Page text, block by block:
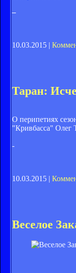
–
10.03.2015 |
Таран:
О перипетиях
"Кривбасса" Олег
-
10.03.2015 |
Веселое